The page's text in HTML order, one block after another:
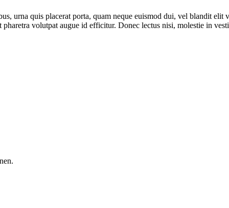
urna quis placerat porta, quam neque euismod dui, vel blandit
pharetra volutpat augue id efficitur. Donec lectus nisi, molestie in